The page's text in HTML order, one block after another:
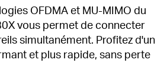
OFDMA et MU-MIMO du
vous permet de connecter
simultanément. Profitez d'un
et plus rapide, sans perte